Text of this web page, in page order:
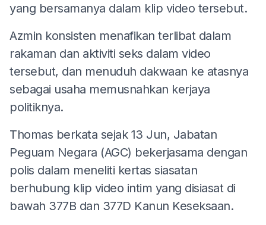
yang bersamanya dalam klip video tersebut.
Azmin konsisten menafikan terlibat dalam
rakaman dan aktiviti seks dalam video
tersebut, dan menuduh dakwaan ke atasnya
sebagai usaha memusnahkan kerjaya
politiknya.
Thomas berkata sejak 13 Jun, Jabatan
Peguam Negara (AGC) bekerjasama dengan
polis dalam meneliti kertas siasatan
berhubung klip video intim yang disiasat di
bawah 377B dan 377D Kanun Keseksaan.